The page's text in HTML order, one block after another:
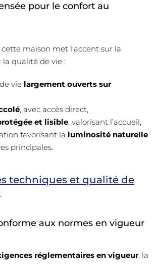
pour le confort au
maison met l’accent sur la
la qualité de vie :
vie largement ouverts sur
, avec accès direct,
et lisible, valorisant l’accueil,
favorisant la luminosité naturelle
principales.
techniques et qualité de
aux normes en vigueur
réglementaires en vigueur, la